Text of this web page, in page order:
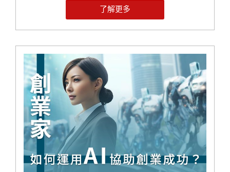
了解更多